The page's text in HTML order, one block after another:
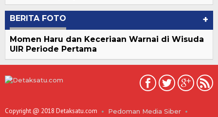
BERITA FOTO +
Momen Haru dan Keceriaan Warnai di Wisuda
UIR Periode Pertama
Copyright @ 2018 Detaksatu.com
Pedoman Media Siber